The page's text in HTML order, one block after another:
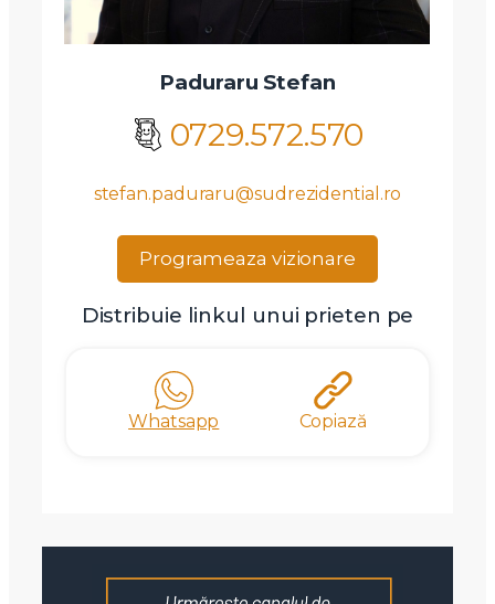
Paduraru Stefan
0729.572.570
stefan.paduraru@sudrezidential.ro
Programeaza vizionare
Distribuie linkul unui prieten pe
Whatsapp Copiază
SudRezidential.ro
Sunt de acord cuprelucrarea datelor cu caracter personal